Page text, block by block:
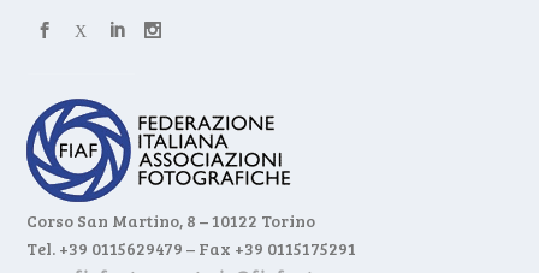
Corso San Martino, 8 – 10122 Torino
Tel. +39 0115629479 – Fax +39 0115175291